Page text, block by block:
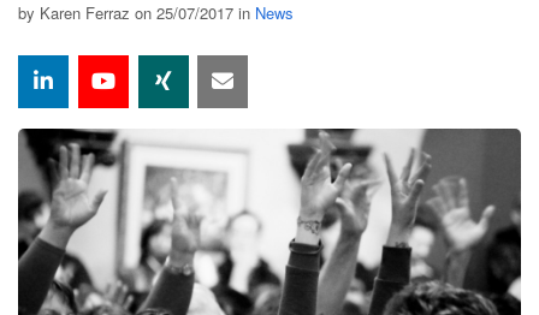
by Karen Ferraz on 25/07/2017 in News